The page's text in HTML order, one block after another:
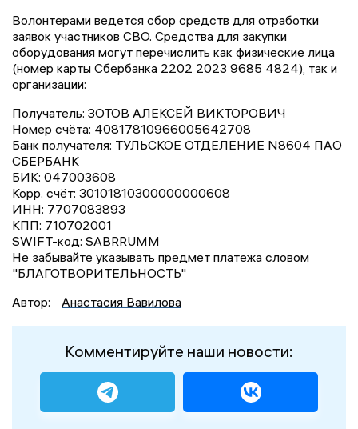
Волонтерами ведется сбор средств для отработки
заявок участников СВО. Средства для закупки
оборудования могут перечислить как физические лица
(номер карты Сбербанка 2202 2023 9685 4824), так и
организации:
Получатель: ЗОТОВ АЛЕКСЕЙ ВИКТОРОВИЧ
Номер счёта: 40817810966005642708
Банк получателя: ТУЛЬСКОЕ ОТДЕЛЕНИЕ N8604 ПАО
СБЕРБАНК
БИК: 047003608
Корр. счёт: 30101810300000000608
ИНН: 7707083893
КПП: 710702001
SWIFT-код: SABRRUMM
Не забывайте указывать предмет платежа словом
"БЛАГОТВОРИТЕЛЬНОСТЬ"
Автор:
Анастасия Вавилова
Комментируйте наши новости: